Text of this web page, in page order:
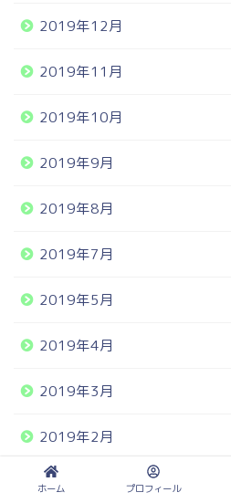
2019年12月
2019年11月
2019年10月
2019年9月
2019年8月
2019年7月
2019年5月
2019年4月
2019年3月
2019年2月
2019年1月
ホーム プロフィール